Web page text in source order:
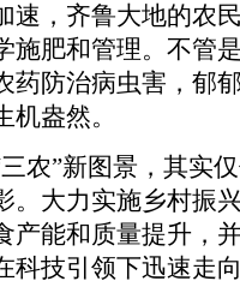
，齐鲁大地的农
施肥和管理。不管
药防治病虫害，郁
盎然。
”新图景，其实仅
。大力实施乡村振
产能和质量提升，
科技引领下迅速走